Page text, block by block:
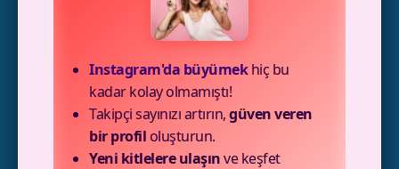
Twitter Tek Paketler
Satın Al Paketleri
Instagram'da büyümekhiç bu
kadar kolay olmamıştı!
Takipçi sayınızı artırın,güven veren
bir profil oluşturun.
Yeni kitlelere ulaşınve keşfet